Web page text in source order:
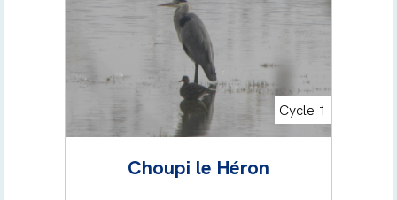
Cycle 1
Choupi le Héron